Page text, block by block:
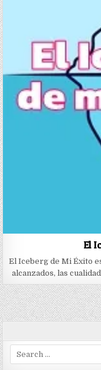
El
El Iceberg de Mi Éxito
alcanzados, las
Search
for: